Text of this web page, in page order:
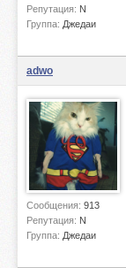
Репутация: N
Группа: Джедаи
adwo
Сообщения: 913
Репутация: N
Группа: Джедаи